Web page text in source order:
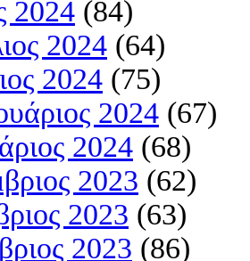
2024 (84)
2024 (64)
2024 (75)
2024 (67)
2024 (68)
2023 (62)
2023 (63)
2023 (86)